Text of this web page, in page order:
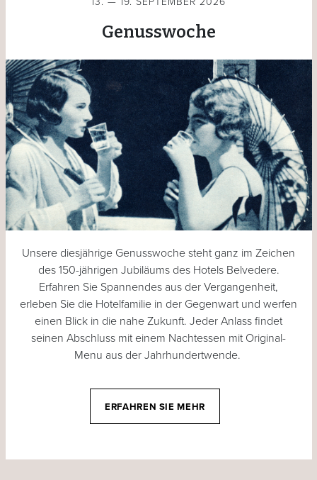
Genusswoche
Unsere diesjährige Genusswoche steht ganz im Zeichen
des 150-jährigen Jubiläums des Hotels Belvedere.
Erfahren Sie Spannendes aus der Vergangenheit,
erleben Sie die Hotelfamilie in der Gegenwart und werfen
einen Blick in die nahe Zukunft. Jeder Anlass findet
seinen Abschluss mit einem Nachtessen mit Original-
Menu aus der Jahrhundertwende.
ERFAHREN SIE MEHR